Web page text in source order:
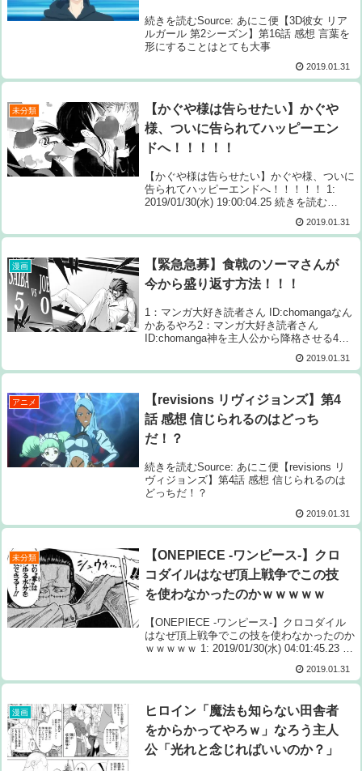
続きを読むSource: あにこ便【3D彼女 リア
ルガール 第2シーズン】第16話 感想 言葉を
形にすることはとても大事
2019.01.31
未分類
【かぐや様は告らせたい】かぐや
様、ついに告られてハッピーエン
ドへ！！！！！
【かぐや様は告らせたい】かぐや様、ついに
告られてハッピーエンドへ！！！！！ 1:
2019/01/30(水) 19:00:04.25 続きを読む
かぐや様、ついに告られてハッピーエンド
へ！！！！...
2019.01.31
漫画
【緊急急募】食戟のソーマさんが
今から盛り返す方法！！！
1：マンガ大好き読者さん ID:chomangaなん
かあるやろ2：マンガ大好き読者さん
ID:chomanga神を主人公から降格させる4：
で今の展開を強制的にやめて途中からやり直
す5：マンガ...
2019.01.31
アニメ
【revisions リヴィジョンズ】第4
話 感想 信じられるのはどっち
だ！？
続きを読むSource: あにこ便【revisions リ
ヴィジョンズ】第4話 感想 信じられるのは
どっちだ！？
2019.01.31
未分類
【ONEPIECE -ワンピース-】クロ
コダイルはなぜ頂上戦争でこの技
を使わなかったのかｗｗｗｗｗ
【ONEPIECE -ワンピース-】クロコダイル
はなぜ頂上戦争でこの技を使わなかったのか
ｗｗｗｗｗ 1: 2019/01/30(水) 04:01:45.23 覇
を読むSource: ちゃん速【ONEP...2019.01.31
漫画
ヒロイン「魔法も知らない田舎者
をからかってやろｗ」なろう主人
公「光れと念じればいいのか？」